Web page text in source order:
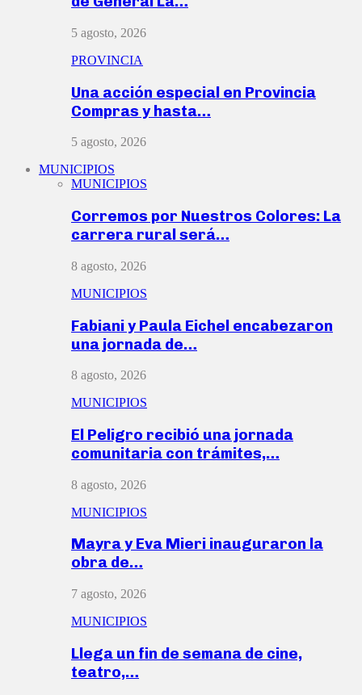
5 agosto, 2026
PROVINCIA
Una acción especial en Provincia
Compras y hasta…
5 agosto, 2026
MUNICIPIOS
MUNICIPIOS
Corremos por Nuestros Colores: La
carrera rural será…
8 agosto, 2026
MUNICIPIOS
Fabiani y Paula Eichel encabezaron
una jornada de…
8 agosto, 2026
MUNICIPIOS
El Peligro recibió una jornada
comunitaria con trámites,…
8 agosto, 2026
MUNICIPIOS
Mayra y Eva Mieri inauguraron la
obra de…
7 agosto, 2026
MUNICIPIOS
Llega un fin de semana de cine,
teatro,…